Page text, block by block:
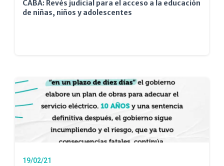
CABA: Revés judicial para el acceso a la educación
de niñas, niños y adolescentes
19/02/21